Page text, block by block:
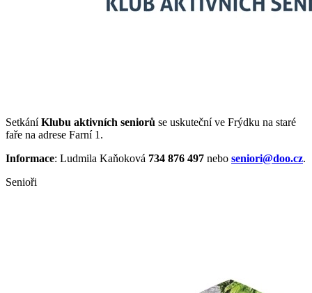
SetkáníKlubu aktivních seniorů se uskuteční ve Frýdku na staré
faře na adrese Farní 1.
Informace: Ludmila Kaňoková 734 876 497 nebo seniori@doo.cz.
Senioři